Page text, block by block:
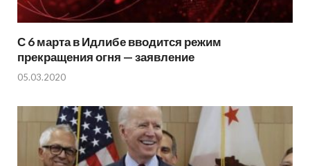
С 6 марта в Идлибе вводится режим
прекращения огня — заявление
05.03.2020